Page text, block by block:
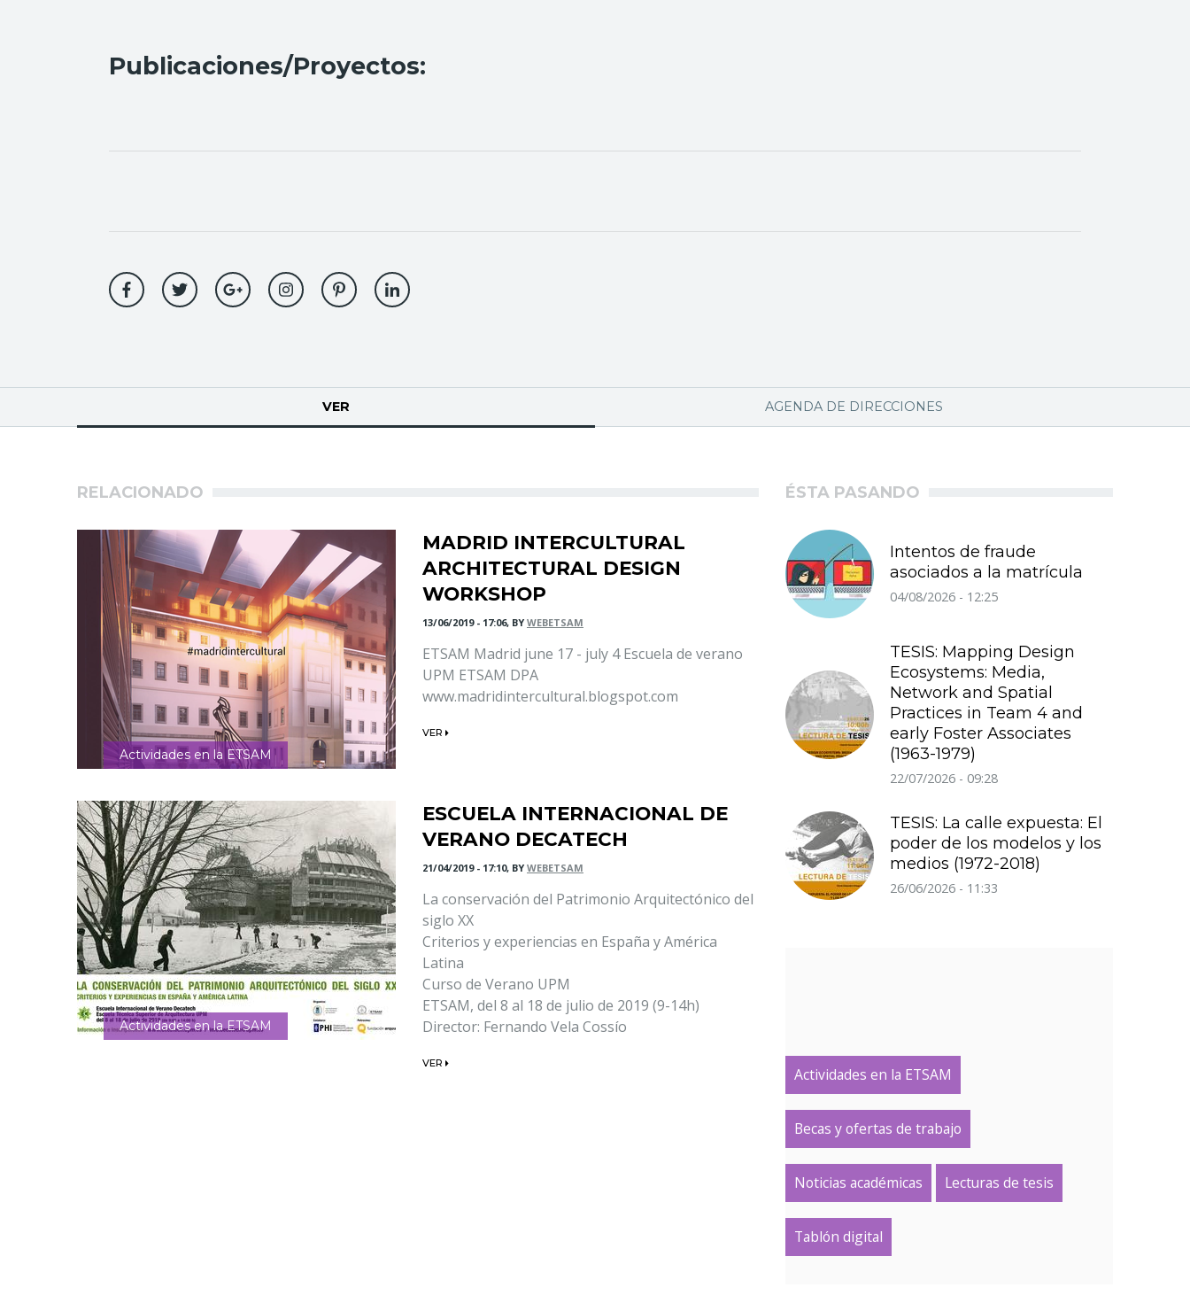
Publicaciones/Proyectos:
principales
VER AGENDA DE DIRECCIONES
RELACIONADO
Actividades en la ETSAM
MADRID INTERCULTURAL
ARCHITECTURAL DESIGN
WORKSHOP
13/06/2019 - 17:06, BY WEBETSAM
ETSAM Madrid june 17 - july 4 Escuela de verano
UPM ETSAM DPA
www.madridintercultural.blogspot.com
VER
Actividades en la ETSAM
ESCUELA INTERNACIONAL DE
VERANO DECATECH
21/04/2019 - 17:10, BY WEBETSAM
La conservación del Patrimonio Arquitectónico del
siglo XX
Criterios y experiencias en España y América
Latina
Curso de Verano UPM
ETSAM, del 8 al 18 de julio de 2019 (9-14h)
Director: Fernando Vela Cossío
VER
ÉSTA PASANDO
Intentos de fraude
asociados a la matrícula
04/08/2026 - 12:25
TESIS: Mapping Design
Ecosystems: Media,
Network and Spatial
Practices in Team 4 and
early Foster Associates
(1963-1979)
22/07/2026 - 09:28
TESIS: La calle expuesta: El
poder de los modelos y los
medios (1972-2018)
26/06/2026 - 11:33
Actividades en la ETSAM
Becas y ofertas de trabajo
Noticias académicas Lecturas de tesis
Tablón digital